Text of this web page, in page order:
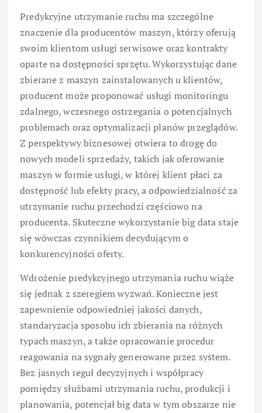
Predykcyjne utrzymanie ruchu ma szczególne
znaczenie dla producentów maszyn, którzy oferują
swoim klientom usługi serwisowe oraz kontrakty
oparte na dostępności sprzętu. Wykorzystując dane
zbierane z maszyn zainstalowanych u klientów,
producent może proponować usługi monitoringu
zdalnego, wczesnego ostrzegania o potencjalnych
problemach oraz optymalizacji planów przeglądów.
Z perspektywy biznesowej otwiera to drogę do
nowych modeli sprzedaży, takich jak oferowanie
maszyn w formie usługi, w której klient płaci za
dostępność lub efekty pracy, a odpowiedzialność za
utrzymanie ruchu przechodzi częściowo na
producenta. Skuteczne wykorzystanie big data staje
się wówczas czynnikiem decydującym o
konkurencyjności oferty.
Wdrożenie predykcyjnego utrzymania ruchu wiąże
się jednak z szeregiem wyzwań. Konieczne jest
zapewnienie odpowiedniej jakości danych,
standaryzacja sposobu ich zbierania na różnych
typach maszyn, a także opracowanie procedur
reagowania na sygnały generowane przez system.
Bez jasnych reguł decyzyjnych i współpracy
pomiędzy służbami utrzymania ruchu, produkcji i
planowania, potencjał big data w tym obszarze nie